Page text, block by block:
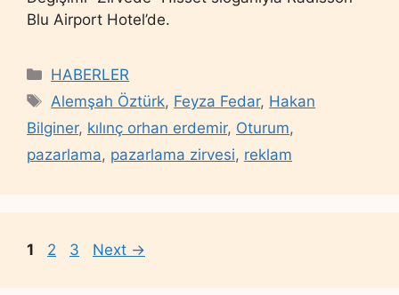
Blu Airport Hotel’de.
Categories
HABERLER
Tags
Alemşah Öztürk, Feyza Fedar, Hakan
Bilginer, kılınç orhan erdemir, Oturum,
pazarlama, pazarlama zirvesi, reklam
Page
1 Page
2 Page
3 Next →